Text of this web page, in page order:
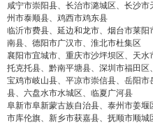
咸宁市崇阳县、长治市潞城区、长沙
州市泰顺县、鸡西市鸡东县
临沂市费县、延边和龙市、烟台市莱
南县、德阳市广汉市、淮北市杜集区
襄阳市宜城市、重庆市沙坪坝区、天
托克托县、黔南平塘县、深圳市福田区
宝鸡市岐山县、平凉市崇信县、岳阳
县、六盘水市水城区、临夏广河县
阜新市阜新蒙古族自治县、泰州市姜
市库伦旗、新乡市获嘉县、抚顺市顺